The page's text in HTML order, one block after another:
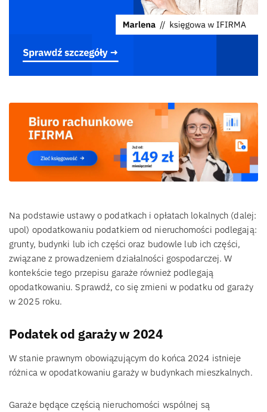
Na podstawie ustawy o podatkach i opłatach lokalnych (dalej:
upol) opodatkowaniu podatkiem od nieruchomości podlegają:
grunty, budynki lub ich części oraz budowle lub ich części,
związane z prowadzeniem działalności gospodarczej. W
kontekście tego przepisu garaże również podlegają
opodatkowaniu. Sprawdź, co się zmieni w podatku od garaży
w 2025 roku.
Podatek od garaży w 2024
W stanie prawnym obowiązującym do końca 2024 istnieje
różnica w opodatkowaniu garaży w budynkach mieszkalnych.
Garaże będące częścią nieruchomości wspólnej są